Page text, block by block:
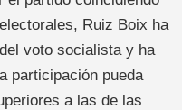
Ruiz Boix ha
voto socialista y ha
participación pueda
a las de las